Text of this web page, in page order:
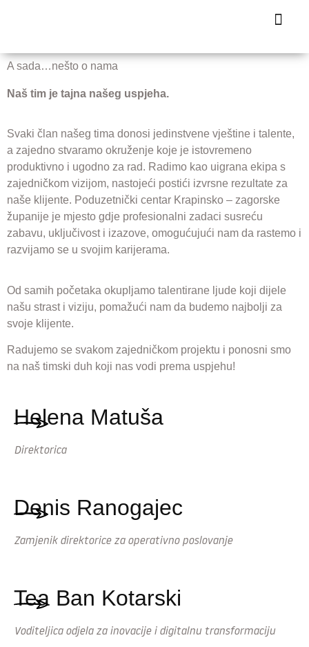
A sada…nešto o nama
Naš tim je tajna našeg uspjeha.
Svaki član našeg tima donosi jedinstvene vještine i talente,
a zajedno stvaramo okruženje koje je istovremeno
produktivno i ugodno za rad. Radimo kao uigrana ekipa s
zajedničkom vizijom, nastojeći postići izvrsne rezultate za
naše klijente. Poduzetnički centar Krapinsko – zagorske
županije je mjesto gdje profesionalni zadaci susreću
zabavu, uključivost i izazove, omogućujući nam da rastemo i
razvijamo se u svojim karijerama.
Od samih početaka okupljamo talentirane ljude koji dijele
našu strast i viziju, pomažući nam da budemo najbolji za
svoje klijente.
Radujemo se svakom zajedničkom projektu i ponosni smo
na naš timski duh koji nas vodi prema uspjehu!
Helena Matuša
Direktorica
Denis Ranogajec
Zamjenik direktorice za operativno poslovanje
Tea Ban Kotarski
Voditeljica odjela za inovacije i digitalnu transformaciju